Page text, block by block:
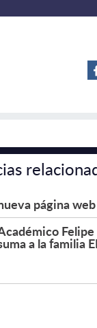
página
Felipe
a la familia